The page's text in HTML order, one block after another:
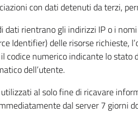
con dati detenuti da terzi,
dati rientrano gli indirizzi IP o i
Identifier) delle risorse richieste,
codice numerico indicante lo
dell’utente.
al solo fine di ricavare
dal server 7 giorni